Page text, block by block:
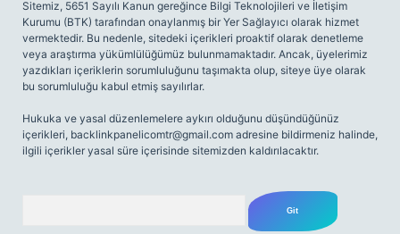
Sitemiz, 5651 Sayılı Kanun gereğince Bilgi Teknolojileri ve İletişim
Kurumu (BTK) tarafından onaylanmış bir Yer Sağlayıcı olarak hizmet
vermektedir. Bu nedenle, sitedeki içerikleri proaktif olarak denetleme
veya araştırma yükümlülüğümüz bulunmamaktadır. Ancak, üyelerimiz
yazdıkları içeriklerin sorumluluğunu taşımakta olup, siteye üye olarak
bu sorumluluğu kabul etmiş sayılırlar.
Hukuka ve yasal düzenlemelere aykırı olduğunu düşündüğünüz
içerikleri, backlinkpanelicomtr@gmail.com adresine bildirmeniz halinde,
ilgili içerikler yasal süre içerisinde sitemizden kaldırılacaktır.